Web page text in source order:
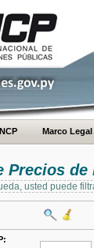
Marco Legal
Precios
usted puede